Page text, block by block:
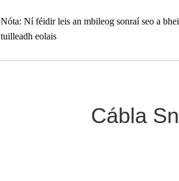
Nóta: Ní féidir leis an mbileog sonraí seo a
tuilleadh eolais
Cábla